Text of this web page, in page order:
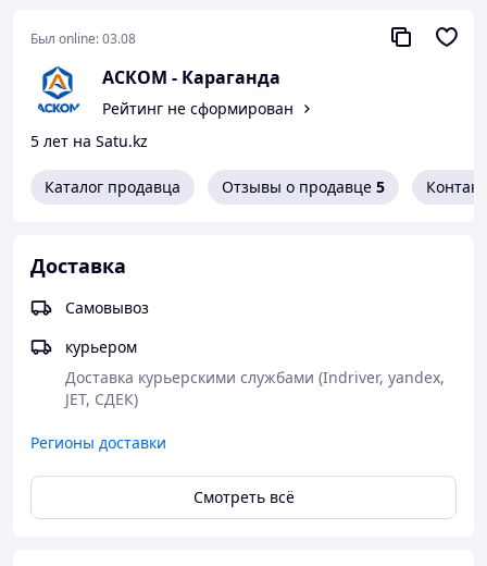
качество от заводов-
оптовым клиентам.
Оформление
заказа на сайте
заказа или
оплата в
магазине
Самовывоз или
JET
Был online:03.08
АСКОМ - Караганда
Рейтинг не сформирован
5 лет на Satu.kz
Каталог продавца Отзывы о продавце 5
Доставка
Самовывоз
курьером
Доставка курьерскими службами (Indriver, yandex,
JET, СДЕК)
Регионы доставки
Смотреть всё